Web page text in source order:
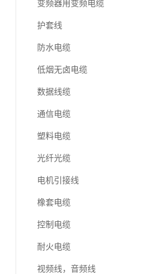
变频器用变频电缆
护套线
防水电缆
低烟无卤电缆
数据线缆
通信电缆
塑料电缆
光纤光缆
电机引接线
橡套电缆
控制电缆
耐火电缆
视频线，音频线